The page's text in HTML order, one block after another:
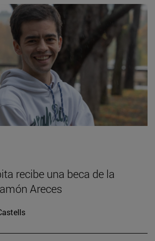
recibe una beca de la
Areces